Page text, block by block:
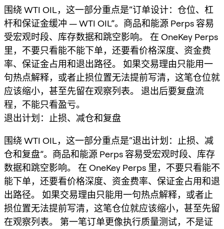
围绕 WTI OIL，这一部分重点是“订单设计：仓位、杠
杆和保证金缓冲 — WTI OIL”。商品和能源 Perps 容易
受宏观时段、库存数据和跳空影响。 在 OneKey Perps
里，不要只看能不能下单，还要看价格深度、资金费
率、保证金占用和退出路径。 如果交易理由只能用一
句热点解释，或者止损位置无法提前写清，这笔仓位就
应该缩小，甚至先留在观察列表。 退出后要复盘流
程，不能只看盈亏。
退出计划：止损、减仓和复盘
围绕 WTI OIL，这一部分重点是“退出计划：止损、减
仓和复盘”。商品和能源 Perps 容易受宏观时段、库存
数据和跳空影响。 在 OneKey Perps 里，不要只看能不
能下单，还要看价格深度、资金费率、保证金占用和退
出路径。 如果交易理由只能用一句热点解释，或者止
损位置无法提前写清，这笔仓位就应该缩小，甚至先留
在观察列表。 第一笔订单更像执行质量测试，不是证